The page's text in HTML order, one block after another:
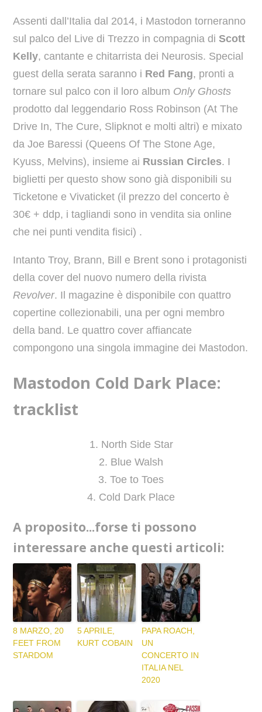
Assenti dall’Italia dal 2014, i Mastodon torneranno
sul palco del Live di Trezzo in compagnia di Scott
Kelly, cantante e chitarrista dei Neurosis. Special
guest della serata saranno i Red Fang, pronti a
tornare sul palco con il loro album Only Ghosts
prodotto dal leggendario Ross Robinson (At The
Drive In, The Cure, Slipknot e molti altri) e mixato
da Joe Baressi (Queens Of The Stone Age,
Kyuss, Melvins), insieme ai Russian Circles. I
biglietti per questo show sono già disponibili su
Ticketone e Vivaticket (il prezzo del concerto è
30€ + ddp, i tagliandi sono in vendita sia online
che nei punti vendita fisici) .
Intanto Troy, Brann, Bill e Brent sono i protagonisti
della cover del nuovo numero della rivista
Revolver. Il magazine è disponibile con quattro
copertine collezionabili, una per ogni membro
della band. Le quattro cover affiancate
compongono una singola immagine dei Mastodon.
Mastodon Cold Dark Place:
tracklist
1. North Side Star
2. Blue Walsh
3. Toe to Toes
4. Cold Dark Place
A proposito...forse ti possono
interessare anche questi articoli:
8 MARZO, 20
FEET FROM
STARDOM
5 APRILE,
KURT COBAIN
PAPA ROACH,
UN
CONCERTO IN
ITALIA NEL
2020